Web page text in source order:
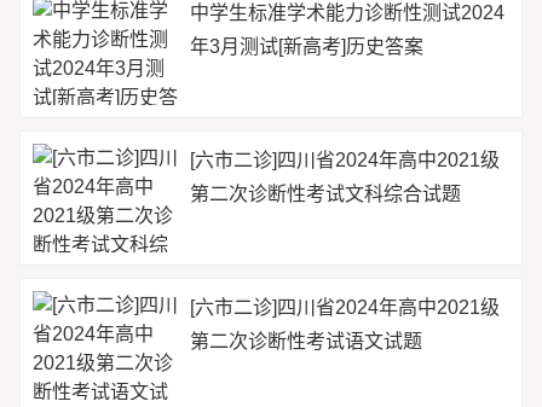
中学生标准学术能力诊断性测试2024
年3月测试[新高考]历史答案
[六市二诊]四川省2024年高中2021级
第二次诊断性考试文科综合试题
[六市二诊]四川省2024年高中2021级
第二次诊断性考试语文试题